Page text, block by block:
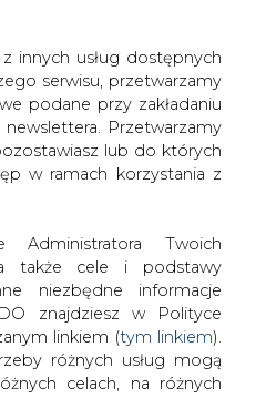
innych usług dostępnych
serwisu, przetwarzamy
podane przy zakładaniu
Przetwarzamy
lub do których
w ramach korzystania z
Administratora Twoich
także cele i podstawy
niezbędne informacje
znajdziesz w Polityce
linkiem (tym linkiem).
różnych usług mogą
celach, na różnych
/
Biznes może ujarzmić
skomentuj
udostępnij:
metan